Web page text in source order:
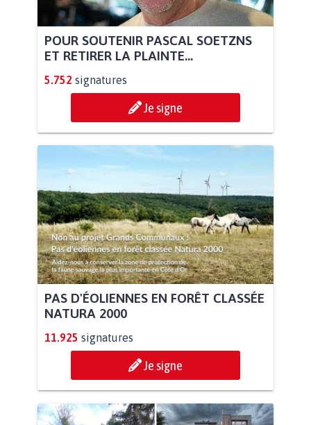
POUR SOUTENIR PASCAL SOETZNS
ET RETIRER LA PLAINTE...
5.752 signatures
Je signe
PAS D'ÉOLIENNES EN FORÊT CLASSÉE
NATURA 2000
11.925 signatures
Je signe